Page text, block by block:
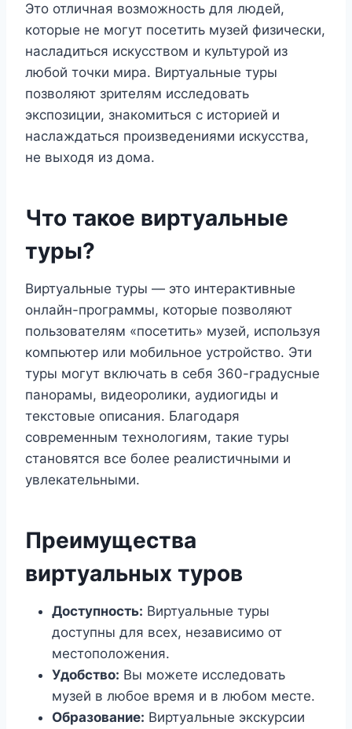
Это отличная возможность для людей,
которые не могут посетить музей физически,
насладиться искусством и культурой из
любой точки мира. Виртуальные туры
позволяют зрителям исследовать
экспозиции, знакомиться с историей и
наслаждаться произведениями искусства,
не выходя из дома.
Что такое виртуальные
туры?
Виртуальные туры — это интерактивные
онлайн-программы, которые позволяют
пользователям «посетить» музей, используя
компьютер или мобильное устройство. Эти
туры могут включать в себя 360-градусные
панорамы, видеоролики, аудиогиды и
текстовые описания. Благодаря
современным технологиям, такие туры
становятся все более реалистичными и
увлекательными.
Преимущества
виртуальных туров
Доступность: Виртуальные туры
доступны для всех, независимо от
местоположения.
Удобство: Вы можете исследовать
музей в любое время и в любом месте.
Образование: Виртуальные экскурсии